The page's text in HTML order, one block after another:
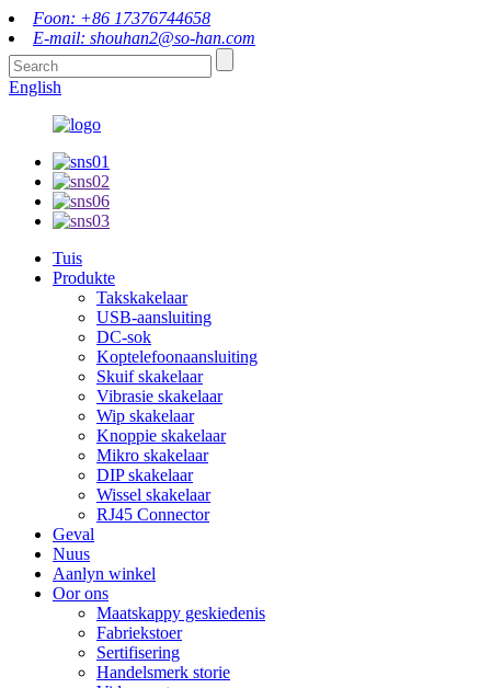
Foon: +86 17376744658
E-mail: shouhan2@so-han.com
English
Tuis
Produkte
Takskakelaar
USB-aansluiting
DC-sok
Koptelefoonaansluiting
Skuif skakelaar
Vibrasie skakelaar
Wip skakelaar
Knoppie skakelaar
Mikro skakelaar
DIP skakelaar
Wissel skakelaar
RJ45 Connector
Geval
Nuus
Aanlyn winkel
Oor ons
Maatskappy geskiedenis
Fabriekstoer
Sertifisering
Handelsmerk storie